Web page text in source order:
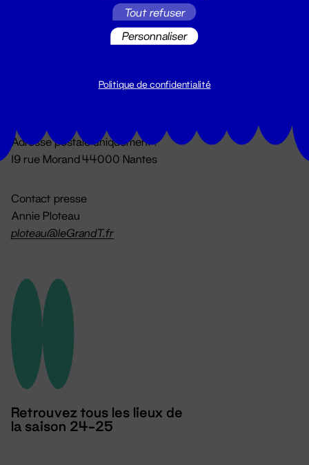
Du lundi au vendredi 14h → 18h
Adresse postale uniquement :
19 rue Morand 44000 Nantes
Contact presse
Annie Ploteau
ploteau@leGrandT.fr
Retrouvez tous les lieux de
la saison 24-25
Tout refuser
Personnaliser
Politique de confidentialité